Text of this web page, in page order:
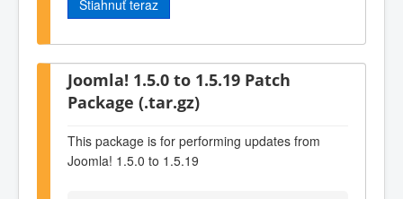
Stiahnuť teraz
Joomla! 1.5.0 to 1.5.19 Patch
Package (.tar.gz)
This package is for performing updates from
Joomla! 1.5.0 to 1.5.19